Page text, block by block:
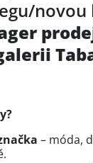
novou
– móda,